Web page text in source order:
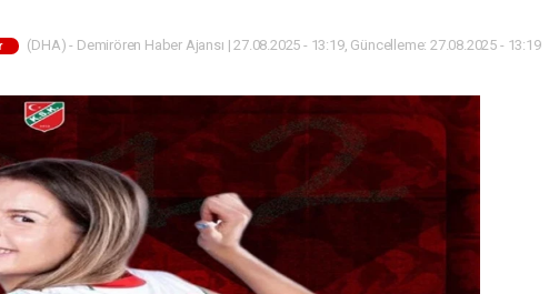
(DHA) - Demirören Haber Ajansı | 27.08.2025 - 13:19, Güncelleme: 27.08.2025 - 13:19